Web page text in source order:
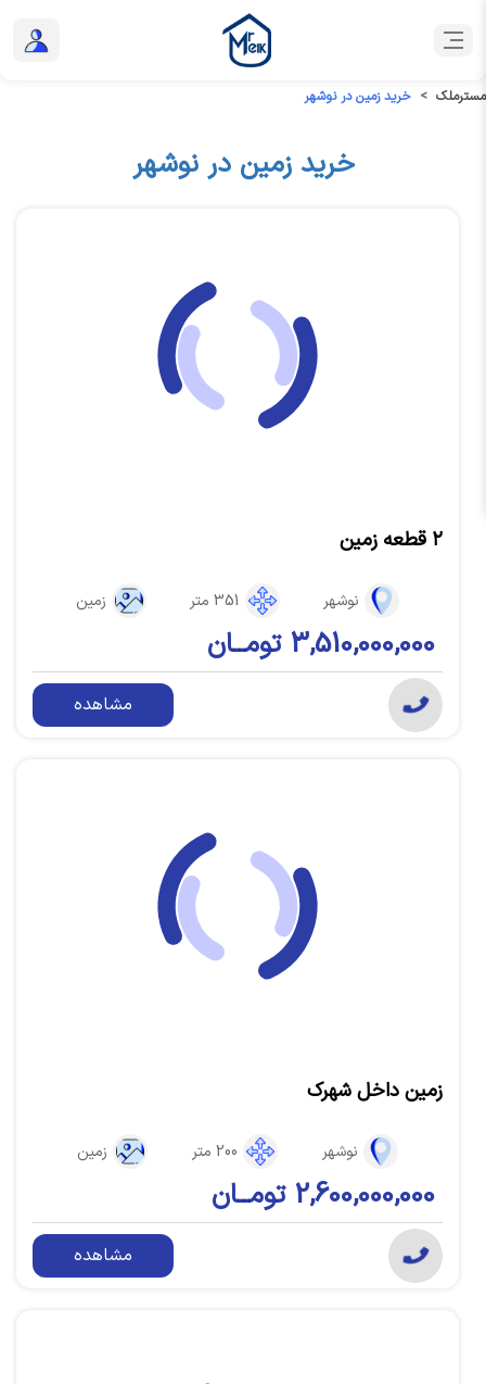
مسترملک خرید زمین در نوشهر
خرید زمین در نوشهر
۲ قطعه زمین
نوشهر 351 متر زمین
3,510,000,000 تومــان
مشاهده
زمین داخل شهرک
نوشهر 200 متر زمین
2,600,000,000 تومــان
مشاهده